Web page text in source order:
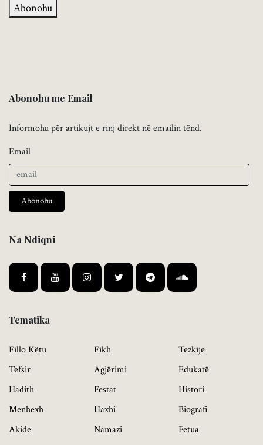
Abonohu
Abonohu me Email
Informohu për artikujt e rinj direkt në emailin tënd.
Email
Abonohu
Na Ndiqni
Tematika
Fillo Këtu
Tefsir
Hadith
Menhexh
Akide
Fikh
Agjërimi
Festat
Haxhi
Namazi
Tezkije
Edukatë
Histori
Biografi
Fetua